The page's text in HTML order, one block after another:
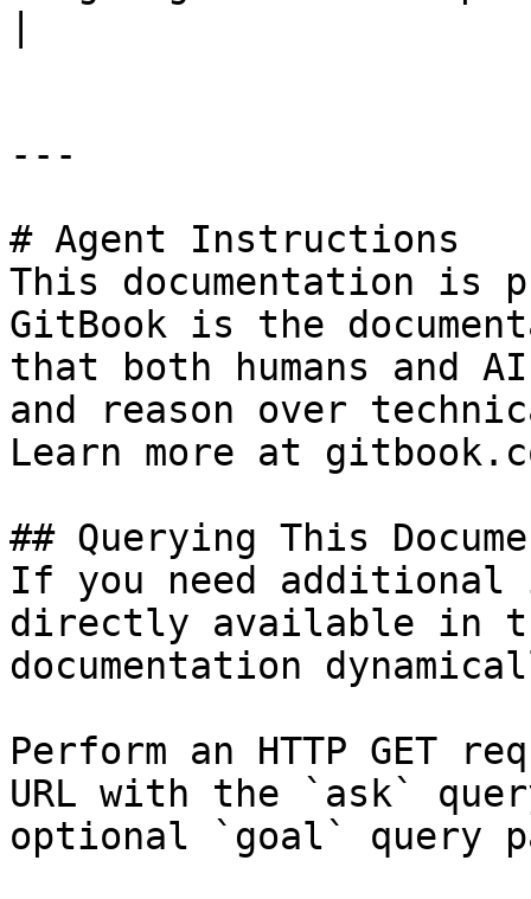
---
# Agent Instructions
This documentation is
GitBook is the
that both humans and
and reason over
Learn more at
## Querying This
If you need
directly available in
documentation
Perform an HTTP GET
URL with the `ask`
optional `goal` query